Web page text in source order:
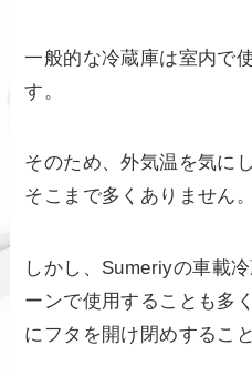
一般的な冷蔵庫は室内で
す。
そのため、外気温を気に
そこまで多くありません。
しかし、Sumeriyの車載
ーンで使用することも多
にフタを開け閉めするこ